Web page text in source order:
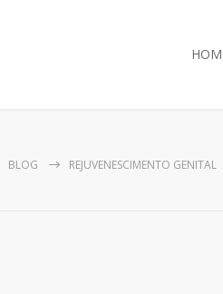
BLOG REJUVENESCIMENTO GENITAL